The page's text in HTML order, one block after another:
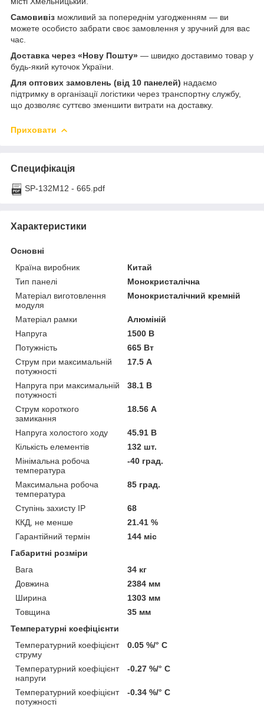
Самовивіз можливий за попереднім узгодженням — ви
можете особисто забрати своє замовлення у зручний для вас
час.
Доставка через «Нову Пошту» — швидко доставимо товар у
будь-який куточок України.
Для оптових замовлень (від 10 панелей) надаємо
підтримку в організації логістики через транспортну службу,
що дозволяє суттєво зменшити витрати на доставку.
Приховати
Специфікація
SP-132M12 - 665.pdf
Характеристики
Основні
Країна виробник
Китай
Тип панелі
Монокристалічна
Матеріал виготовлення
модуля
Монокристалічний кремній
Матеріал рамки
Алюміній
Напруга
1500 В
Потужність
665 Вт
Струм при максимальній
потужності
17.5 А
Напруга при максимальній
потужності
38.1 В
Струм короткого
замикання
18.56 А
Напруга холостого ходу
45.91 В
Кількість елементів
132 шт.
Мінімальна робоча
температура
-40 град.
Максимальна робоча
температура
85 град.
Ступінь захисту IP
68
ККД, не менше
21.41 %
Гарантійний термін
144 міс
Габаритні розміри
Вага
34 кг
Довжина
2384 мм
Ширина
1303 мм
Товщина
35 мм
Температурні коефіцієнти
Температурний коефіцієнт
струму
0.05 %/° С
Температурний коефіцієнт
напруги
-0.27 %/° С
Температурний коефіцієнт
потужності
-0.34 %/° С